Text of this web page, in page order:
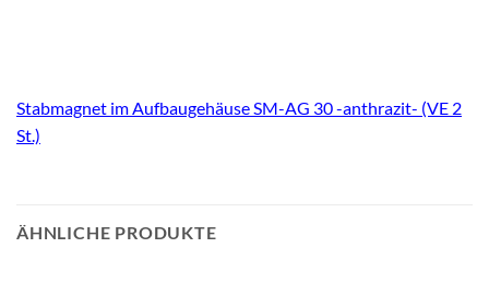
Stabmagnet im Aufbaugehäuse SM-AG 30 -anthrazit- (VE 2
St.)
ÄHNLICHE PRODUKTE